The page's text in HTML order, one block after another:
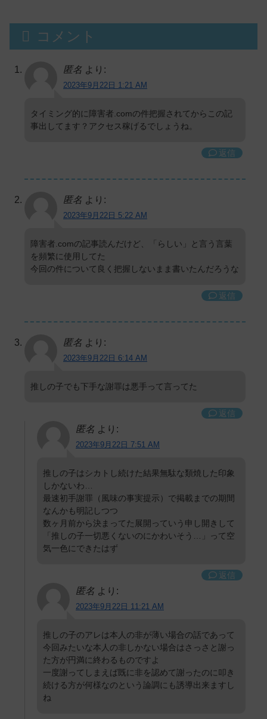
コメント
匿名 より:
2023年9月22日 1:21 AM
タイミング的に障害者.comの件把握されてからこの記
事出してます？アクセス稼げるでしょうね。
返信
匿名 より:
2023年9月22日 5:22 AM
障害者.comの記事読んだけど、「らしい」と言う言葉
を頻繁に使用してた
今回の件について良く把握しないまま書いたんだろうな
返信
匿名 より:
2023年9月22日 6:14 AM
推しの子でも下手な謝罪は悪手って言ってた
返信
匿名 より:
2023年9月22日 7:51 AM
推しの子はシカトし続けた結果無駄な類焼した印象
しかないわ…
最速初手謝罪（風味の事実提示）で掲載までの期間
なんかも明記しつつ
数ヶ月前から決まってた展開っていう申し開きして
「推しの子一切悪くないのにかわいそう…」って空
気一色にできたはず
返信
匿名 より:
2023年9月22日 11:21 AM
推しの子のアレは本人の非が薄い場合の話であって
今回みたいな本人の非しかない場合はさっさと謝っ
た方が円満に終わるものですよ
一度謝ってしまえば既に非を認めて謝ったのに叩き
続ける方が何様なのという論調にも誘導出来ますし
ね